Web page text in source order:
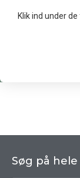
Klik ind under
Søg på hele